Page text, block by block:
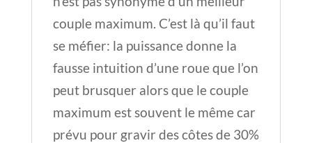
couple maximum. C’est là qu’il faut
se méfier: la puissance donne la
fausse intuition d’une roue que l’on
peut brusquer alors que le couple
maximum est souvent le même car
prévu pour gravir des côtes de 30%